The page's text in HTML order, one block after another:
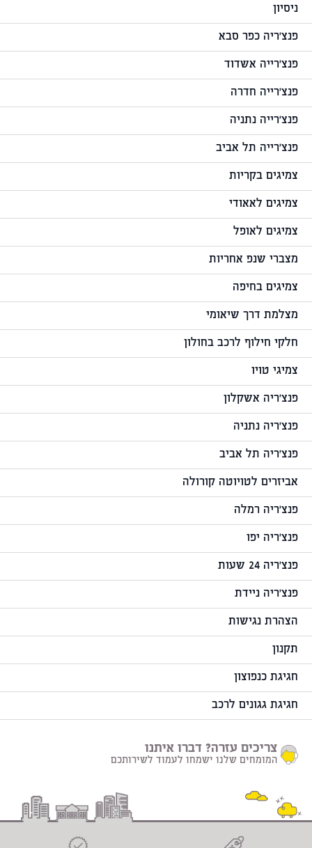
ניסיון
פנצ'ריה כפר סבא
פנצ'רייה אשדוד
פנצ'רייה חדרה
פנצ'רייה נתניה
פנצ'רייה תל אביב
צמיגים בקריות
צמיגים לאאודי
צמיגים לאופל
מצברי שנפ אחריות
צמיגים בחיפה
מצלמת דרך שיאומי
חלקי חילוף לרכב בחולון
צמיגי טויו
פנצ'ריה אשקלון
פנצ'ריה נתניה
פנצ'ריה תל אביב
אביזרים לטויוטה קורולה
פנצ'ריה רמלה
פנצ'ריה יפו
פנצ'ריה 24 שעות
פנצ'ריה ניידת
הצהרת נגישות
תקנון
חגיגת כנפוצון
חגיגת גגונים לרכב
צריכים עזרה? דברו איתנו
המומחים שלנו ישמחו לעמוד לשירותכם